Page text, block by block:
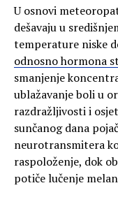
U osnovi
dešavaju u
temperature niske
odnosno hormona
smanjenje
ublažavanje boli u
razdražljivosti i
sunčanog dana
neurotransmitera
raspoloženje, dok
potiče lučenje